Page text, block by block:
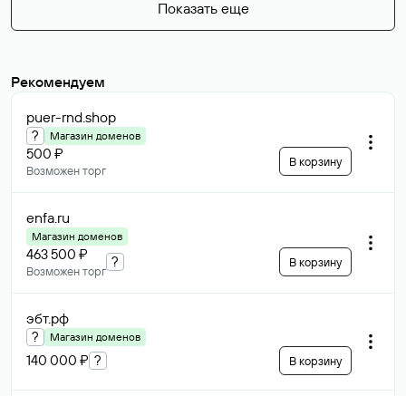
Показать еще
Рекомендуем
puer-rnd.shop
? Магазин доменов
500 ₽
Возможен торг
В корзину
enfa.ru
Магазин доменов
463 500 ₽
Возможен торг
? В корзину
эбт.рф
? Магазин доменов
140 000 ₽ ? В корзину